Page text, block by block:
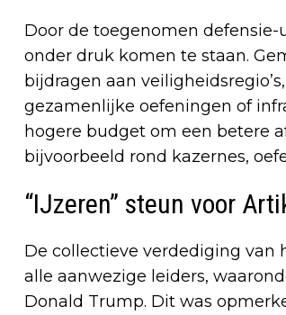
Door de toegenomen
onder druk komen te staan.
bijdragen aan
gezamenlijke oefeningen of
hogere budget om een betere
bijvoorbeeld rond kazernes,
“IJzeren” steun voor
De collectieve verdediging van
alle aanwezige leiders,
Donald Trump. Dit was